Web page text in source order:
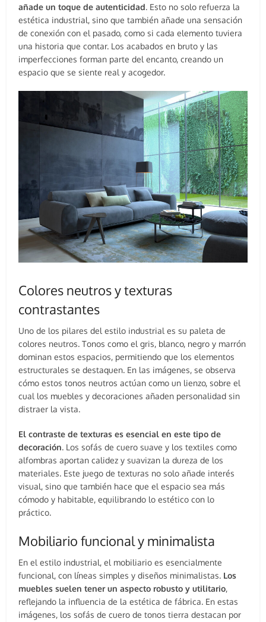
añade un toque de autenticidad. Esto no solo refuerza la
estética industrial, sino que también añade una sensación
de conexión con el pasado, como si cada elemento tuviera
una historia que contar. Los acabados en bruto y las
imperfecciones forman parte del encanto, creando un
espacio que se siente real y acogedor.
Colores neutros y texturas
contrastantes
Uno de los pilares del estilo industrial es su paleta de
colores neutros. Tonos como el gris, blanco, negro y marrón
dominan estos espacios, permitiendo que los elementos
estructurales se destaquen. En las imágenes, se observa
cómo estos tonos neutros actúan como un lienzo, sobre el
cual los muebles y decoraciones añaden personalidad sin
distraer la vista.
El contraste de texturas es esencial en este tipo de
decoración. Los sofás de cuero suave y los textiles como
alfombras aportan calidez y suavizan la dureza de los
materiales. Este juego de texturas no solo añade interés
visual, sino que también hace que el espacio sea más
cómodo y habitable, equilibrando lo estético con lo
práctico.
Mobiliario funcional y minimalista
En el estilo industrial, el mobiliario es esencialmente
funcional, con líneas simples y diseños minimalistas. Los
muebles suelen tener un aspecto robusto y utilitario,
reflejando la influencia de la estética de fábrica. En estas
imágenes, los sofás de cuero de tonos tierra destacan por